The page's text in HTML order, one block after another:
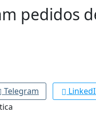
pedidos
Telegram